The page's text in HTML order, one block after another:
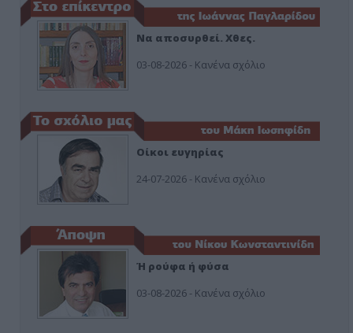
Να αποσυρθεί. Χθες.
03-08-2026 - Κανένα σχόλιο
Οίκοι ευγηρίας
24-07-2026 - Κανένα σχόλιο
Ή ρούφα ή φύσα
03-08-2026 - Κανένα σχόλιο